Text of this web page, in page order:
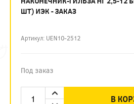
ШТ) ИЭК - ЗАКАЗ
Артикул: UEN10-2512
Под заказ
В